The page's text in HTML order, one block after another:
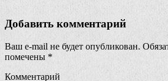
Добавить комментарий
Ваш e-mail не будет опубликован.
помечены *
Комментарий